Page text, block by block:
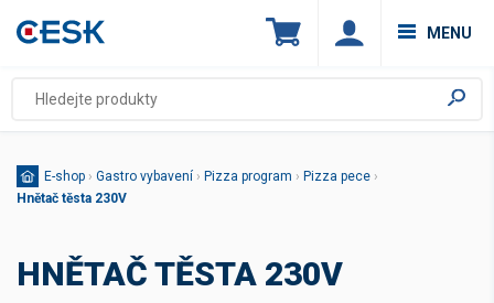
MENU
E-shop › Gastro vybavení › Pizza program › Pizza pece ›
Hnětač těsta 230V
HNĚTAČ TĚSTA 230V